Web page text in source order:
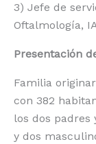
3) Jefe de
Oftalmología,
Presentación
Familia
con 382
los dos padres
y dos